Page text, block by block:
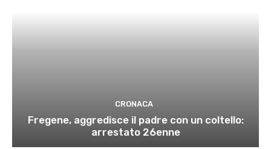
CRONACA
Fregene, aggredisce il padre con un coltello:
arrestato 26enne